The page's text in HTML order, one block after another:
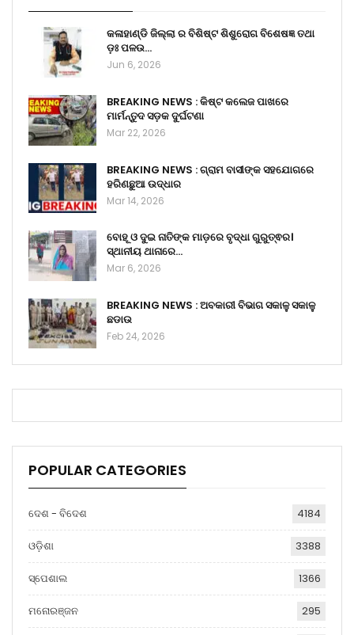
କଳାହାଣ୍ଡି ଜିଲ୍ଲା ର ବିଶିଷ୍ଟ ଶିଶୁରୋଗ ବିଶେଷଜ୍ଞ ତଥା
ଡ଼ଃ ପଳଉ…
Jun 6, 2026
BREAKING NEWS : କିଷ୍ଟ କଲେଜ ପାଖରେ
ମାର୍ମନ୍ତୁଦ ସଡ଼କ ଦୁର୍ଘଟଣା
Mar 22, 2026
BREAKING NEWS : ଗ୍ରାମ ବାସୀଙ୍କ ସହଯୋଗରେ
ହରିଣଛୁଆ ଉଦ୍ଧାର
Mar 14, 2026
ବୋହୂ ଓ ଦୁଇ ନାତିଙ୍କ ମାଡ଼ରେ ବୃଦ୍ଧା ଗୁରୁତ୍ଵର।
ସ୍ଥାନୀୟ ଥାନାରେ…
Mar 6, 2026
BREAKING NEWS : ଅବକାରୀ ବିଭାଗ ସକାଳୁ ସକାଳୁ
ଛଡାଉ
Feb 24, 2026
POPULAR CATEGORIES
ଦେଶ - ବିଦେଶ 4184
ଓଡ଼ିଶା 3388
ସ୍ପେଶାଲ 1366
ମନୋରଞ୍ଜନ 295